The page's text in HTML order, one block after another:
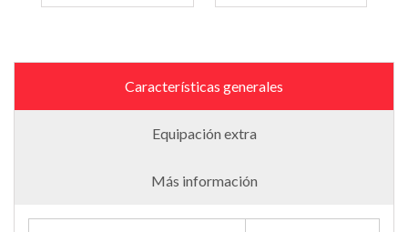
Características generales
Equipación extra
Más información